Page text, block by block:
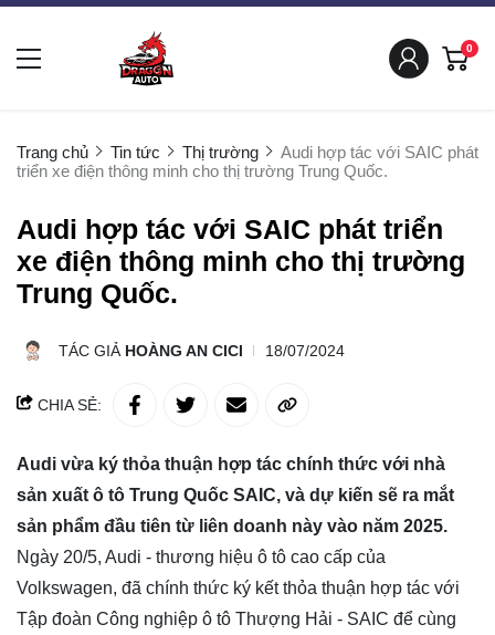
0
Trang chủ Tin tức Thị trường
Audi hợp tác với SAIC phát
triển xe điện thông minh cho thị trường Trung Quốc.
Audi hợp tác với SAIC phát triển
xe điện thông minh cho thị trường
Trung Quốc.
TÁC GIẢ HOÀNG AN CICI 18/07/2024
CHIA SẺ:
Audi vừa ký thỏa thuận hợp tác chính thức với nhà
sản xuất ô tô Trung Quốc SAIC, và dự kiến sẽ ra mắt
sản phẩm đầu tiên từ liên doanh này vào năm 2025.
Ngày 20/5, Audi - thương hiệu ô tô cao cấp của
Volkswagen, đã chính thức ký kết thỏa thuận hợp tác với
Tập đoàn Công nghiệp ô tô Thượng Hải - SAIC để cùng